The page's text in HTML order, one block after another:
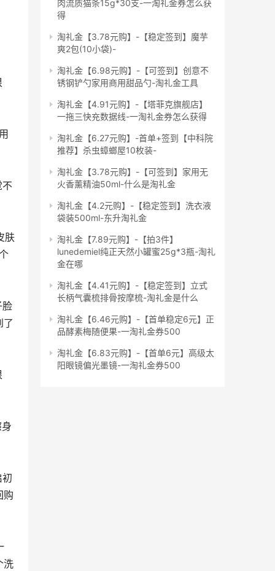
了
购
洗
肉流质猫条15g*30支-一淘礼金券怎么获
得
淘礼金【3.78元购】-【稳定签到】魔芋
爽2包(10小袋)-
淘礼金【6.98元购】-【可签到】创意不
锈钢铲勺家用商用甜品勺-淘礼金工具
淘礼金【4.91元购】-【塔菲克旗舰店】
一拖三快充数据线-一淘礼金券怎么获得
淘礼金【6.27元购】-首单+签到【中科院
推荐】杀虫蟑螂屋10枚装-
淘礼金【3.78元购】-【可签到】家用无
火香薰精油50ml-什么是淘礼金
淘礼金【4.2元购】-【稳定签到】洗衣液
袋装500ml-东升淘礼金
淘礼金【7.89元购】-【拍3件】
lunedemiel纯正天然小罐蜜25g*3瓶-淘礼
金在哪
淘礼金【4.41元购】-【稳定签到】立式
长柄气囊梳排骨按摩梳-淘礼金是什么
淘礼金【6.46元购】-【首单稳定6元】正
品酵素梅随便果-一淘礼金券500
淘礼金【6.83元购】-【首单6元】高级太
阳眼镜偏光墨镜-一淘礼金券500